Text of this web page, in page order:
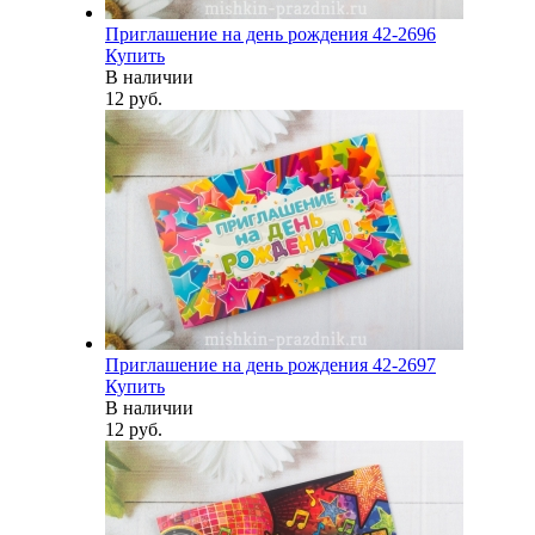
Приглашение на день рождения 42-2696
Купить
В наличии
12 руб.
Приглашение на день рождения 42-2697
Купить
В наличии
12 руб.